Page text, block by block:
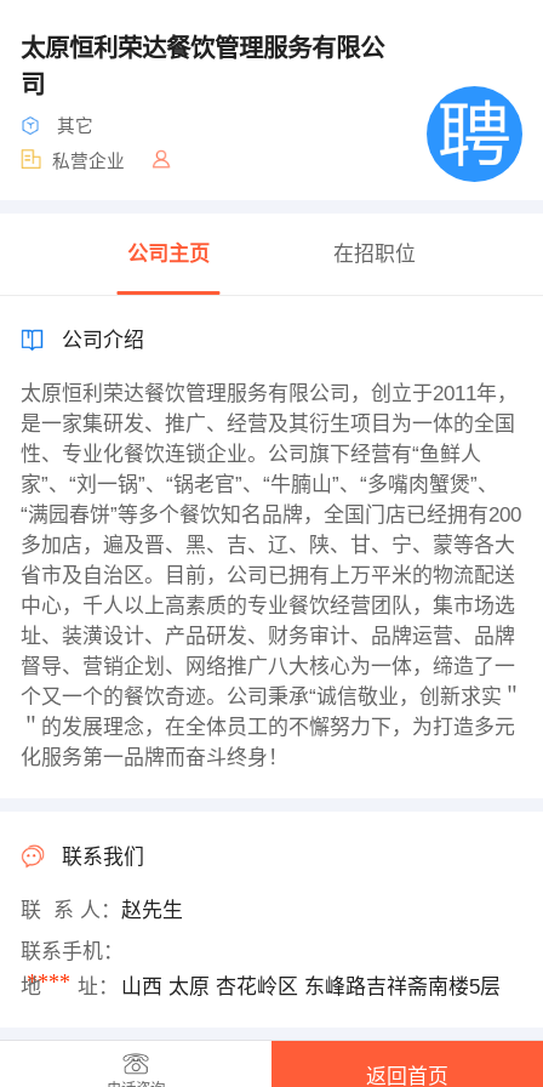
太原恒利荣达餐饮管理服务有限公
司
其它
私营企业
公司主页 在招职位
公司介绍
太原恒利荣达餐饮管理服务有限公司，创立于2011年，
是一家集研发、推广、经营及其衍生项目为一体的全国
性、专业化餐饮连锁企业。公司旗下经营有“鱼鲜人
家”、“刘一锅”、“锅老官”、“牛腩山”、“多嘴肉蟹煲”、
“满园春饼”等多个餐饮知名品牌，全国门店已经拥有200
多加店，遍及晋、黑、吉、辽、陕、甘、宁、蒙等各大
省市及自治区。目前，公司已拥有上万平米的物流配送
中心，千人以上高素质的专业餐饮经营团队，集市场选
址、装潢设计、产品研发、财务审计、品牌运营、品牌
督导、营销企划、网络推广八大核心为一体，缔造了一
个又一个的餐饮奇迹。公司秉承“诚信敬业，创新求实＂
＂的发展理念，在全体员工的不懈努力下，为打造多元
化服务第一品牌而奋斗终身！
联系我们
联 系 人： 赵先生
联系手机：
****
地 址： 山西 太原 杏花岭区 东峰路吉祥斋南楼5层
返回首页